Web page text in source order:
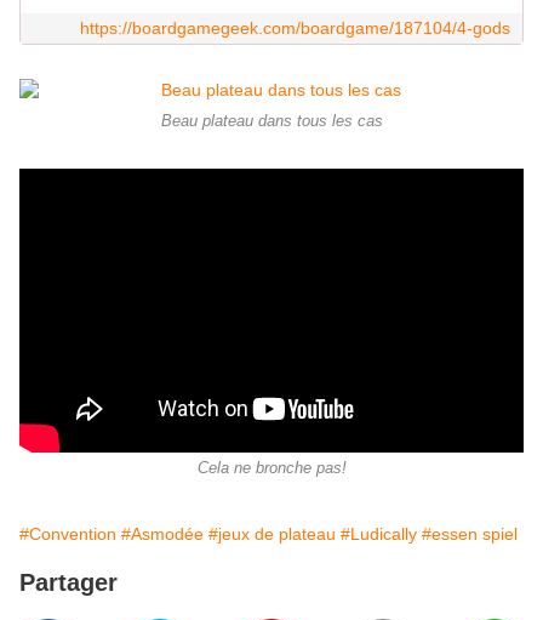
https://boardgamegeek.com/boardgame/187104/4-gods
Beau plateau dans tous les cas
Cela ne bronche pas!
#Convention #Asmodée #jeux de plateau #Ludically #essen spiel
Partager